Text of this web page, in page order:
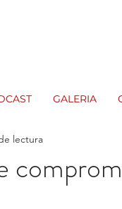
GALERIA
lectura